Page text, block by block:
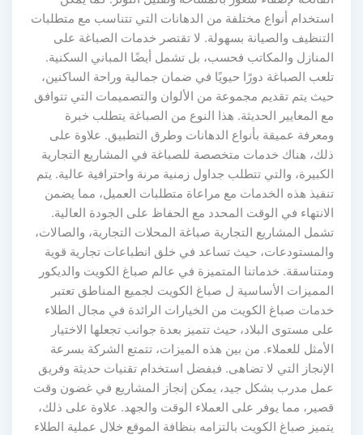
استخدام أنواع مختلفة من الدهانات التي تتناسب مع متطلبات
التنظيف والصيانة بسهولة. لا تقتصر خدمات الصباغة على
المنازل والمكاتب فحسب، بل تشمل أيضًا المباني السكنية.
تلعب الصباغة دورًا حيويًا في ضمان جمالية وراحة الساكنين،
حيث يتم تقديم مجموعة من الألوان والتصميمات التي تتوافق
مع المعايير الحديثة. هذا النوع من الصباغة يتطلب خبرة
ومعرفة عميقة بأنواع الدهانات وطرق التطبيق. علاوة على
ذلك، هناك خدمات متخصصة للصباغة في المشاريع التجارية
الكبيرة، والتي تتطلب جداول زمنية مرنة واحترافية عالية. يتم
تنفيذ هذه الخدمات مع مراعاة متطلبات العميل، مما يضمن
الانتهاء في الوقت المحدد مع الحفاظ على الجودة العالية.
تشمل المشاريع التجارية صباغة المحلات التجارية، والصالات،
والمستودعات، حيث تساعد في خلق انطباعات تجارية قوية
ومتناسقة. خدماتنا المتميزة في عالم صباغ الكويت والديكور
المميزات الأساسية ل صباغ الكويت لجميع المناطق تعتبر
خدمات صباغ الكويت من الخيارات الرائدة في مجال الطلاء
على مستوى البلاد، حيث تتميز بعدة جوانب تجعلها الاختيار
الأمثل للعملاء. من بين هذه الميزات، تتمتع الشركة بسرعة
الإنجاز التي لا تضاهى. فبفضل استخدام تقنيات حديثة وفريق
عمل مدرب بشكل جيد، يمكن إنجاز المشاريع في غضون وقت
قصير، مما يوفر على العملاء الوقت والجهد. علاوة على ذلك،
يتميز صباغ الكويت بالتزامه بنظافة الموقع خلال عملية الطلاء